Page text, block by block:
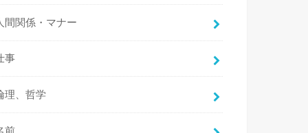
間関係・マナー
事
理、哲学
前